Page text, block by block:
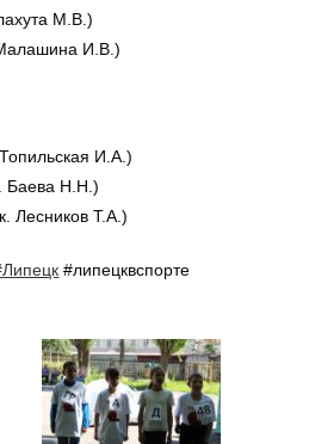
М.В.)
И.В.)
И.А.)
Баева Н.Н.)
Лесников Т.А.)
#липецквспорте